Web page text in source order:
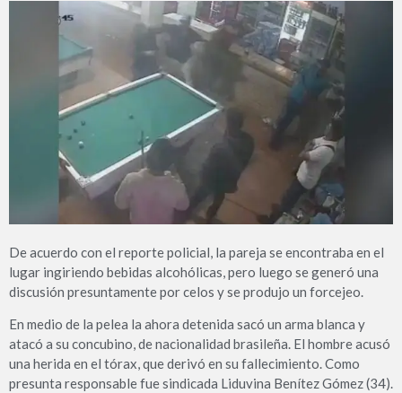
De acuerdo con el reporte policial, la pareja se encontraba en el
lugar ingiriendo bebidas alcohólicas, pero luego se generó una
discusión presuntamente por celos y se produjo un forcejeo.
En medio de la pelea la ahora detenida sacó un arma blanca y
atacó a su concubino, de nacionalidad brasileña. El hombre acusó
una herida en el tórax, que derivó en su fallecimiento. Como
presunta responsable fue sindicada Liduvina Benítez Gómez (34).